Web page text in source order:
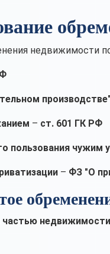
недвижимости
производстве"
– ст. 601 ГК РФ
пользования
– ФЗ "О
частью недвижимости